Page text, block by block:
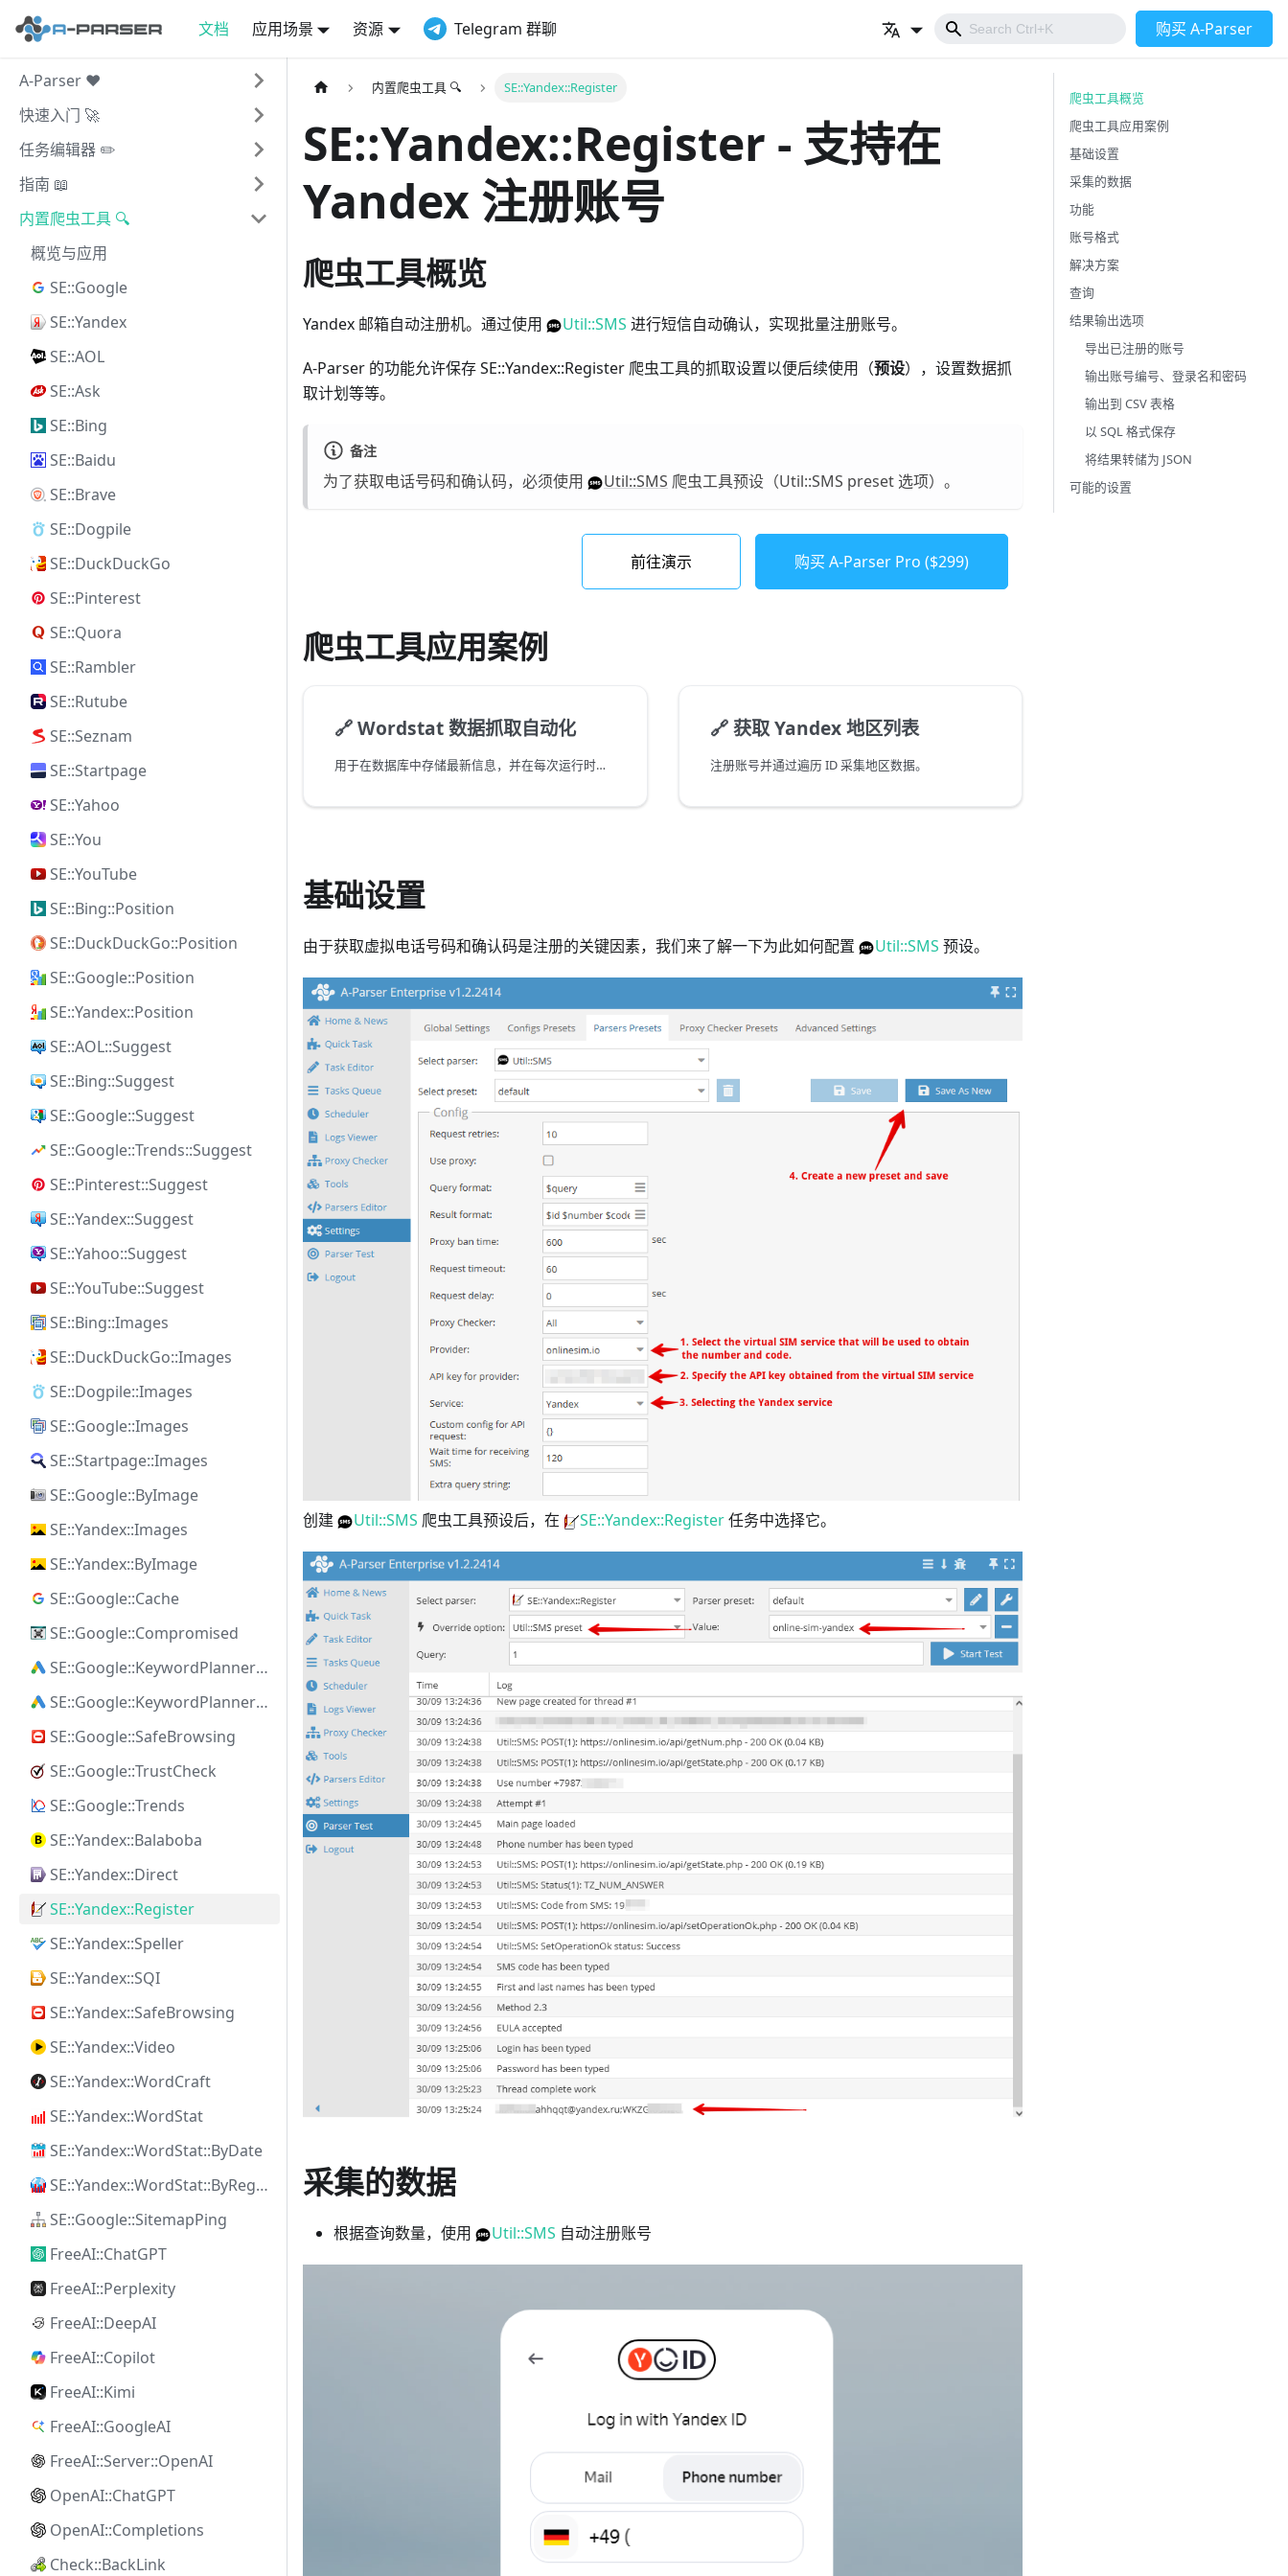
文档 应用场景 资源 Telegram 群聊 购买 A-Parser
A-Parser ❤️
快速入门 🚀
任务编辑器 ✏️
指南 📖
内置爬虫工具 🔍
概览与应用
SE::Google
SE::Yandex
SE::AOL
SE::Ask
SE::Bing
SE::Baidu
SE::Brave
SE::Dogpile
SE::DuckDuckGo
SE::Pinterest
SE::Quora
SE::Rambler
SE::Rutube
SE::Seznam
SE::Startpage
SE::Yahoo
SE::You
SE::YouTube
SE::Bing::Position
SE::DuckDuckGo::Position
SE::Google::Position
SE::Yandex::Position
SE::AOL::Suggest
SE::Bing::Suggest
SE::Google::Suggest
SE::Google::Trends::Suggest
SE::Pinterest::Suggest
SE::Yandex::Suggest
SE::Yahoo::Suggest
SE::YouTube::Suggest
SE::Bing::Images
SE::DuckDuckGo::Images
SE::Dogpile::Images
SE::Google::Images
SE::Startpage::Images
SE::Google::ByImage
SE::Yandex::Images
SE::Yandex::ByImage
SE::Google::Cache
SE::Google::Compromised
SE::Google::KeywordPlanner::Ideas
SE::Google::KeywordPlanner::SearchVolume
SE::Google::SafeBrowsing
SE::Google::TrustCheck
SE::Google::Trends
SE::Yandex::Balaboba
SE::Yandex::Direct
SE::Yandex::Register
SE::Yandex::Speller
SE::Yandex::SQI
SE::Yandex::SafeBrowsing
SE::Yandex::Video
SE::Yandex::WordCraft
SE::Yandex::WordStat
SE::Yandex::WordStat::ByDate
SE::Yandex::WordStat::ByRegion
SE::Google::SitemapPing
FreeAI::ChatGPT
FreeAI::Perplexity
FreeAI::DeepAI
FreeAI::Copilot
FreeAI::Kimi
FreeAI::GoogleAI
FreeAI::Server::OpenAI
OpenAI::ChatGPT
OpenAI::Completions
Check::BackLink
内置爬虫工具 🔍 SE::Yandex::Register
SE::Yandex::Register - 支持在
Yandex 注册账号
爬虫工具概览
Yandex 邮箱自动注册机。通过使用 Util::SMS 进行短信自动确认，实现批量注册账号。
A-Parser 的功能允许保存 SE::Yandex::Register 爬虫工具的抓取设置以便后续使用（预设），设置数据抓
取计划等等。
备注
为了获取电话号码和确认码，必须使用 Util::SMS 爬虫工具预设（Util::SMS preset 选项）。
前往演示 购买 A-Parser Pro ($299)
爬虫工具应用案例
🔗Wordstat 数据抓取自动化
用于在数据库中存储最新信息，并在每次运行时生成包含最新数据的 csv。
🔗 获取 Yandex 地区列表
注册账号并通过遍历 ID 采集地区数据。
基础设置
由于获取虚拟电话号码和确认码是注册的关键因素，我们来了解一下为此如何配置 Util::SMS 预设。
创建 Util::SMS 爬虫工具预设后，在 SE::Yandex::Register任务中选择它。
采集的数据
根据查询数量，使用 Util::SMS 自动注册账号
爬虫工具概览
爬虫工具应用案例
基础设置
采集的数据
功能
账号格式
解决方案
查询
结果输出选项
导出已注册的账号
输出账号编号、登录名和密码
输出到 CSV 表格
以 SQL 格式保存
将结果转储为 JSON
可能的设置